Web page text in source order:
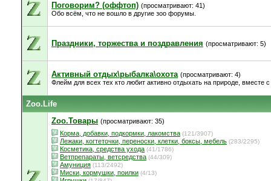
Поговорим? (оффтоп) (просматривают: 41)
Обо всём, что не вошло в другие зоо форумы.
Праздники, торжества и поздравления (просматривают: 5)
Активный отдых\рыбалка\охота (просматривают: 4)
Флейм для всех тех кто любит активно отдыхать на природе, вместе
Zoo.Life
Zoo.Товары (просматривают: 35)
Корма, добавки, подкормки, лакомства (121/3907)
Лежаки, когтеточки, переноски, клетки, боксы, мебель (283/2295)
Косметика, средства ухода (41/1786)
Ветпрепараты, ветсредства (44/309)
Амуниция (113/2492)
Миски, кормушки, поилки (4/13)